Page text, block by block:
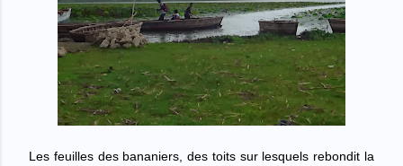
Les feuilles des bananiers, des toits sur lesquels rebondit la